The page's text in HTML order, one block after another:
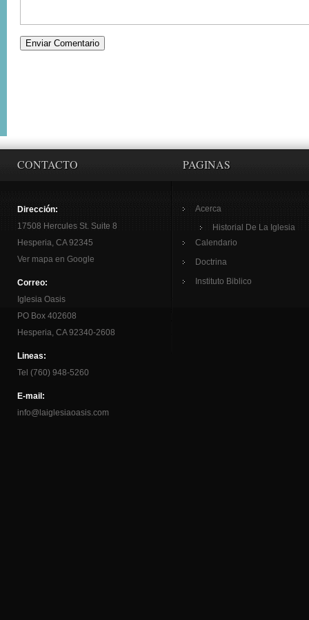
CONTACTO
Dirección:
17508 Hercules St. Suite 8
Hesperia, CA 92345
Ver mapa en Google
Correo:
Iglesia Oasis
PO Box 402608
Hesperia, CA 92340-2608
Lineas:
Tel (760) 948-5260
E-mail:
info@laiglesiaoasis.com
PAGINAS
Acerca
Historial De La Iglesia
Calendario
Doctrina
Instituto Biblico